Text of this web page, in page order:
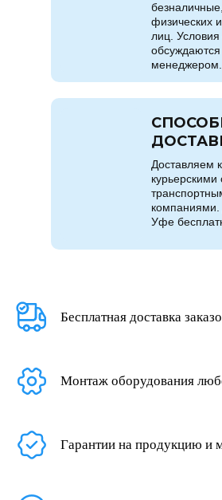
физических
лиц. Условия
обсуждаются
менеджером.
Доставляем
компаниями.
Уфе
Бесплатная доставка
Монтаж оборудования
Гарантии на продукцию и